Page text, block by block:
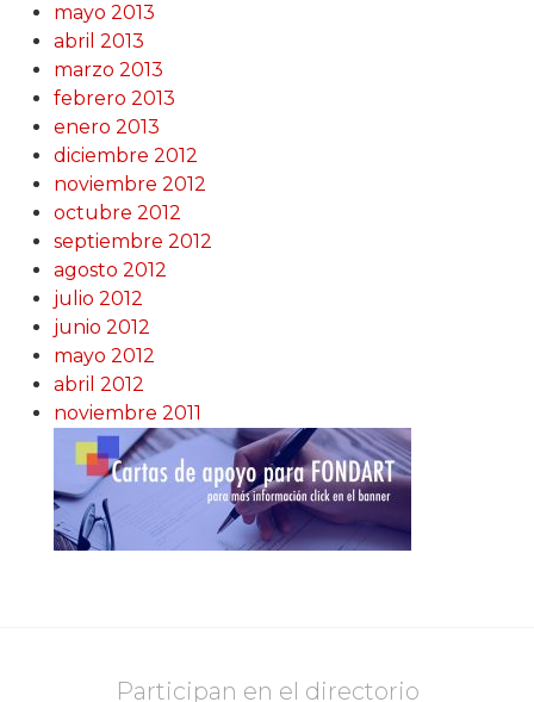
mayo 2013
abril 2013
marzo 2013
febrero 2013
enero 2013
diciembre 2012
noviembre 2012
octubre 2012
septiembre 2012
agosto 2012
julio 2012
junio 2012
mayo 2012
abril 2012
noviembre 2011
Participan en el directorio